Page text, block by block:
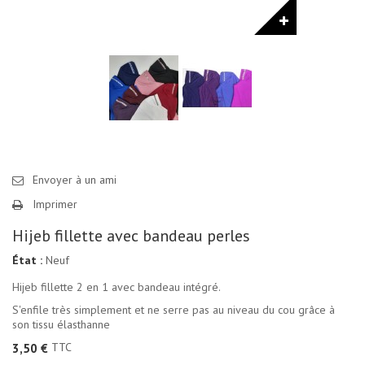
Envoyer à un ami
Imprimer
Hijeb fillette avec bandeau perles
État : Neuf
Hijeb fillette 2 en 1 avec bandeau intégré.
S'enfile très simplement et ne serre pas au niveau du cou grâce à
son tissu élasthanne
3,50 € TTC